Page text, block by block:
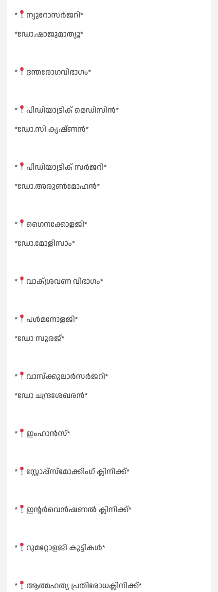
*
ന്യുറോസർജറി*
*ഡോ.ഷാജുമാത്യൂ*
* ദന്തരോഗവിഭാഗം*
*
പീഡിയാട്രിക് മെഡിസിൻ*
*ഡോ.സി കൃഷ്ണൻ*
*
പീഡിയാട്രിക് സർജറി*
*ഡോ.അരുൺമോഹൻ*
*
ഗൈനക്കോളജി*
*ഡോ.മോളിസാം*
* വാക്ശ്രവണ വിഭാഗം*
*
പൾമനോളജി*
*ഡോ സൂരജ്*
*
വാസ്ക്കുലാർസർജറി*
*ഡോ ചന്ദ്രശേഖരൻ*
* ഇംഹാൻസ്*
* സ്റ്റോപ്പ്സ്മോക്കിംഗ് ക്ലിനിക്ക്*
* ഇൻ്റർവെൻഷണൽ ക്ലിനിക്ക്*
* റുമറ്റോളജി കുട്ടികൾ*
* ആത്മഹത്യ പ്രതിരോധക്ലിനിക്ക്*